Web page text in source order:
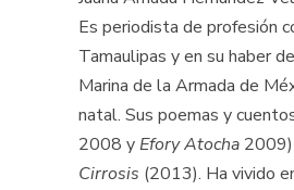
Es periodista de profesión
Tamaulipas y en su haber
Marina de la Armada de
natal. Sus poemas y
2008 yEfory Atocha
Cirrosis (2013). Ha vivido